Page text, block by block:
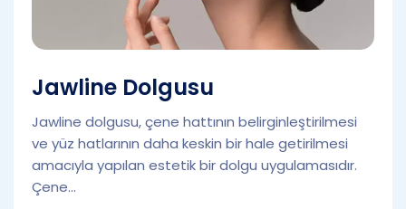
Jawline Dolgusu
Jawline dolgusu, çene hattının belirginleştirilmesi
ve yüz hatlarının daha keskin bir hale getirilmesi
amacıyla yapılan estetik bir dolgu uygulamasıdır.
Çene...